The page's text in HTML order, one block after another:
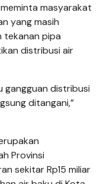
masyarakat
yang masih
tekanan pipa
distribusi air
gangguan distribusi
ditangani,”
Provinsi
sekitar Rp15 miliar